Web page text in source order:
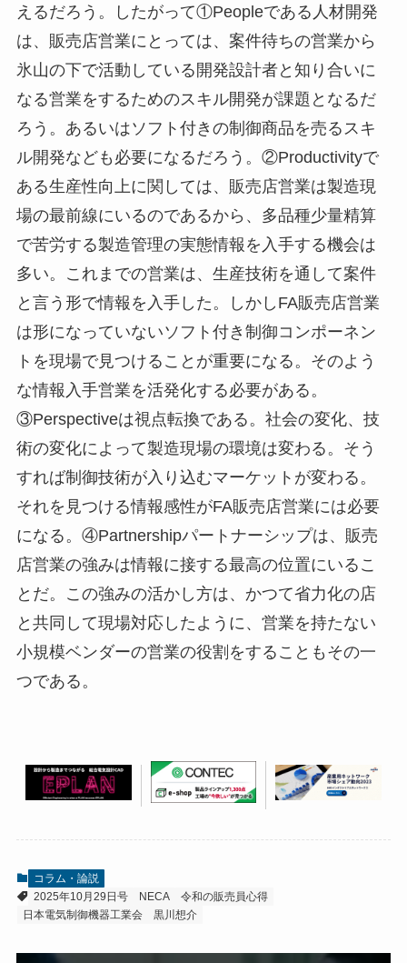
えるだろう。したがって①Peopleである人材開発
は、販売店営業にとっては、案件待ちの営業から
氷山の下で活動している開発設計者と知り合いに
なる営業をするためのスキル開発が課題となるだ
ろう。あるいはソフト付きの制御商品を売るスキ
ル開発なども必要になるだろう。②Productivityで
ある生産性向上に関しては、販売店営業は製造現
場の最前線にいるのであるから、多品種少量精算
で苦労する製造管理の実態情報を入手する機会は
多い。これまでの営業は、生産技術を通して案件
と言う形で情報を入手した。しかしFA販売店営業
は形になっていないソフト付き制御コンポーネン
トを現場で見つけることが重要になる。そのよう
な情報入手営業を活発化する必要がある。
③Perspectiveは視点転換である。社会の変化、技
術の変化によって製造現場の環境は変わる。そう
すれば制御技術が入り込むマーケットが変わる。
それを見つける情報感性がFA販売店営業には必要
になる。④Partnershipパートナーシップは、販売
店営業の強みは情報に接する最高の位置にいるこ
とだ。この強みの活かし方は、かつて省力化の店
と共同して現場対応したように、営業を持たない
小規模ベンダーの営業の役割をすることもその一
つである。
コラム・論説
2025年10月29日号
NECA
令和の販売員心得
日本電気制御機器工業会
黒川想介